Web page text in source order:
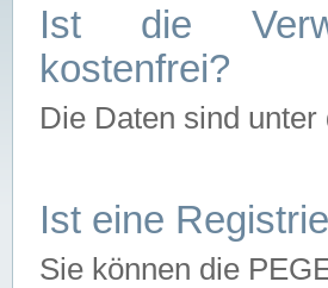
Ist die
kostenfrei?
Die Daten sind unter
Ist eine
Sie können die